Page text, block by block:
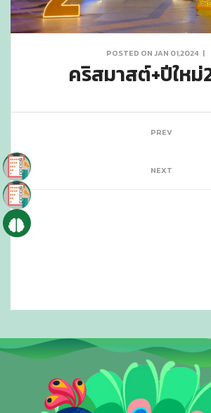
POSTED ON JAN 01,2024 |
คริสมาสต์+ปีใหม่
PREV
NEXT